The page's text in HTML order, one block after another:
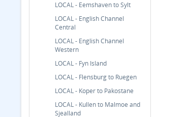
LOCAL - Eemshaven to Sylt
LOCAL - English Channel
Central
LOCAL - English Channel
Western
LOCAL - Fyn Island
LOCAL - Flensburg to Ruegen
LOCAL - Koper to Pakostane
LOCAL - Kullen to Malmoe and
Sjealland